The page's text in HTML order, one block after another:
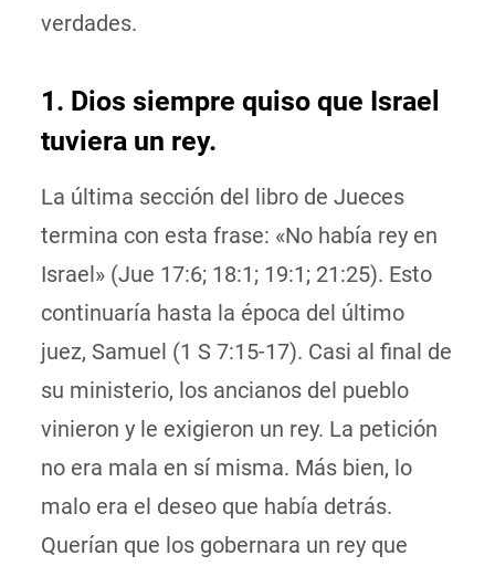
verdades.
1. Dios siempre quiso que Israel
tuviera un rey.
La última sección del libro de Jueces
termina con esta frase: «No había rey en
Israel» (Jue 17:6; 18:1; 19:1; 21:25). Esto
continuaría hasta la época del último
juez, Samuel (1 S 7:15-17). Casi al final de
su ministerio, los ancianos del pueblo
vinieron y le exigieron un rey. La petición
no era mala en sí misma. Más bien, lo
malo era el deseo que había detrás.
Querían que los gobernara un rey que